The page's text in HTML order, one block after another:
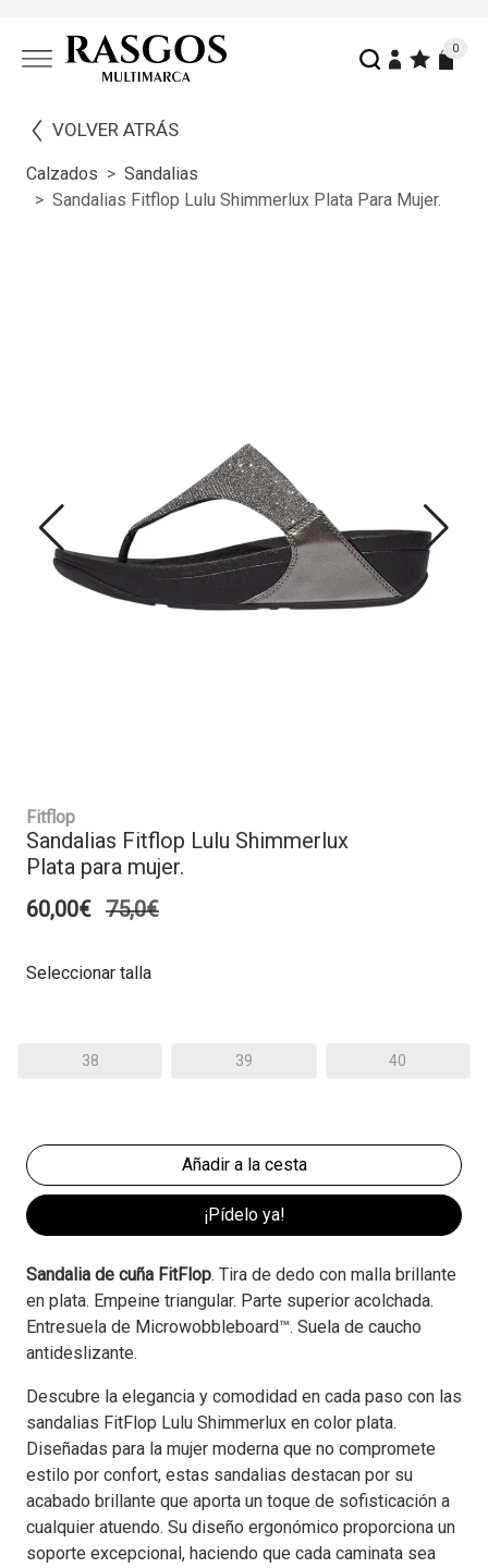
0
VOLVER ATRÁS
Calzados
Sandalias
Sandalias Fitflop Lulu Shimmerlux Plata Para Mujer.
Fitflop
Sandalias Fitflop Lulu Shimmerlux
Plata para mujer.
60,00€ 75,0€
Seleccionar talla
38 39 40
¡Pídelo ya!
Sandalia de cuña FitFlop. Tira de dedo con malla brillante
en plata. Empeine triangular. Parte superior acolchada.
Entresuela de Microwobbleboard™. Suela de caucho
antideslizante.
Descubre la elegancia y comodidad en cada paso con las
sandalias FitFlop Lulu Shimmerlux en color plata.
Diseñadas para la mujer moderna que no compromete
estilo por confort, estas sandalias destacan por su
acabado brillante que aporta un toque de sofisticación a
cualquier atuendo. Su diseño ergonómico proporciona un
soporte excepcional, haciendo que cada caminata sea